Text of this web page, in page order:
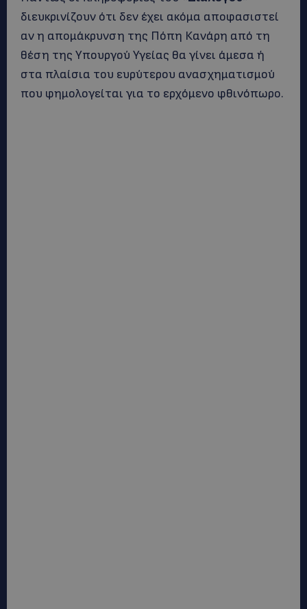
διευκρινίζουν ότι δεν έχει ακόμα αποφασιστεί
αν η απομάκρυνση της Πόπη Κανάρη από τη
θέση της Υπουργού Υγείας θα γίνει άμεσα ή
στα πλαίσια του ευρύτερου ανασχηματισμού
που φημολογείται για το ερχόμενο φθινόπωρο.